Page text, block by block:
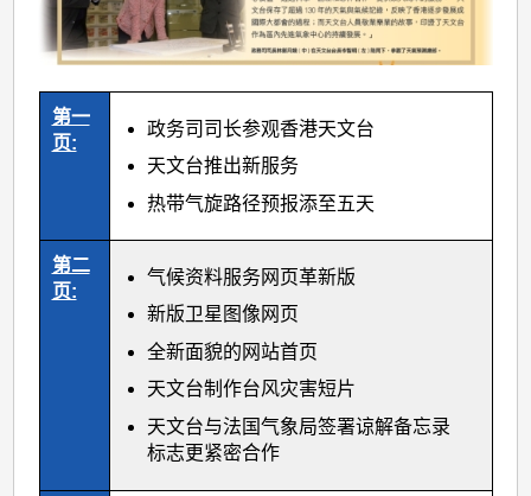
第一
页:
政务司司长参观香港天文台
天文台推出新服务
热带气旋路径预报添至五天
第二
页:
气候资料服务网页革新版
新版卫星图像网页
全新面貌的网站首页
天文台制作台风灾害短片
天文台与法国气象局签署谅解备忘录
标志更紧密合作